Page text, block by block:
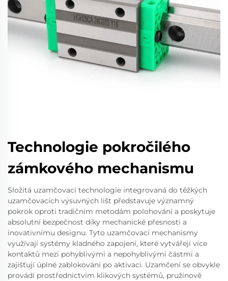
Technologie pokročilého
zámkového mechanismu
Složitá uzamčovací technologie integrovaná do těžkých
uzamčovacích výsuvných lišt představuje významný
pokrok oproti tradičním metodám polohování a poskytuje
absolutní bezpečnost díky mechanické přesnosti a
inovativnímu designu. Tyto uzamčovací mechanismy
využívají systémy kladného zapojení, které vytvářejí více
kontaktů mezi pohyblivými a nepohyblivými částmi a
zajišťují úplné zablokování po aktivaci. Uzamčení se obvykle
provádí prostřednictvím klikových systémů, pružinově